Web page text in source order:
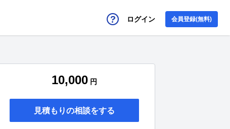
ログイン 会員登録(無料)
10,000 円
見積もりの相談をする